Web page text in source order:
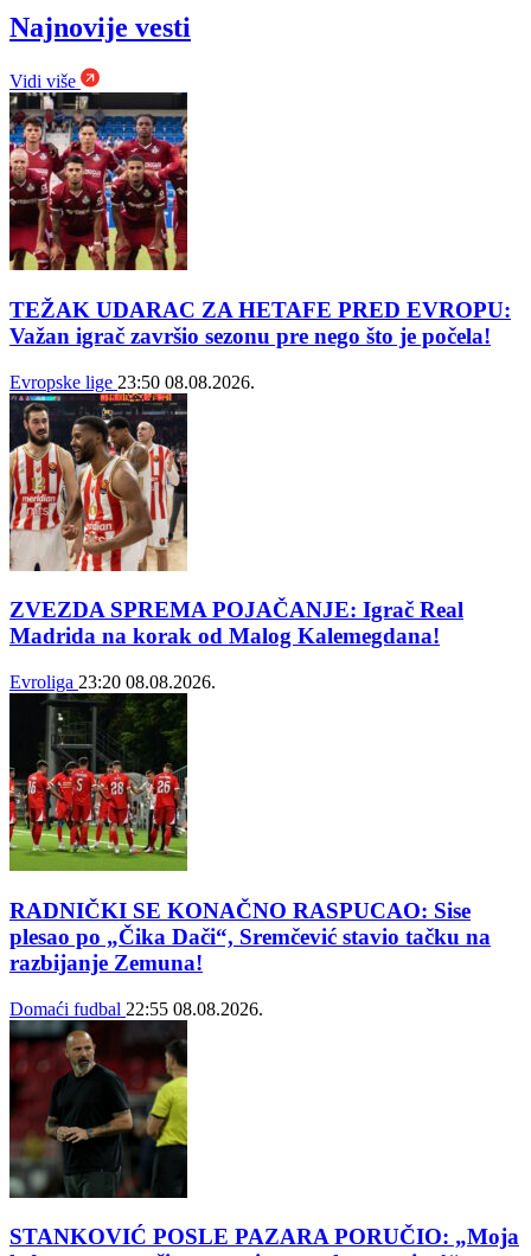
Najnovije vesti
Vidi više
TEŽAK UDARAC ZA HETAFE PRED EVROPU:
Važan igrač završio sezonu pre nego što je počela!
Evropske lige 23:50 08.08.2026.
ZVEZDA SPREMA POJAČANJE: Igrač Real
Madrida na korak od Malog Kalemegdana!
Evroliga 23:20 08.08.2026.
RADNIČKI SE KONAČNO RASPUCAO: Sise
plesao po „Čika Dači“, Sremčević stavio tačku na
razbijanje Zemuna!
Domaći fudbal 22:55 08.08.2026.
STANKOVIĆ POSLE PAZARA PORUČIO: „Moja